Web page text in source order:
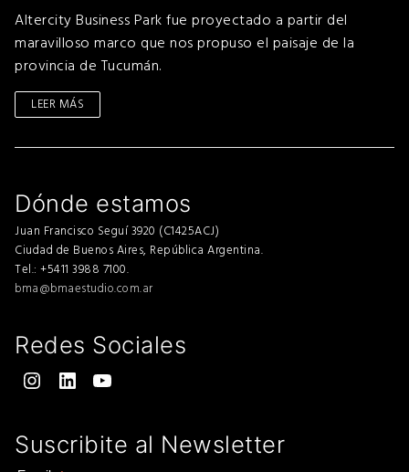
Altercity Business Park fue proyectado a partir del
maravilloso marco que nos propuso el paisaje de la
provincia de Tucumán.
LEER MÁS
Dónde estamos
Juan Francisco Seguí 3920 (C1425ACJ)
Ciudad de Buenos Aires, República Argentina.
Tel.: +5411 3988 7100.
bma@bmaestudio.com.ar
Redes Sociales
Instagram
LinkedInYouTube
Suscribite al Newsletter